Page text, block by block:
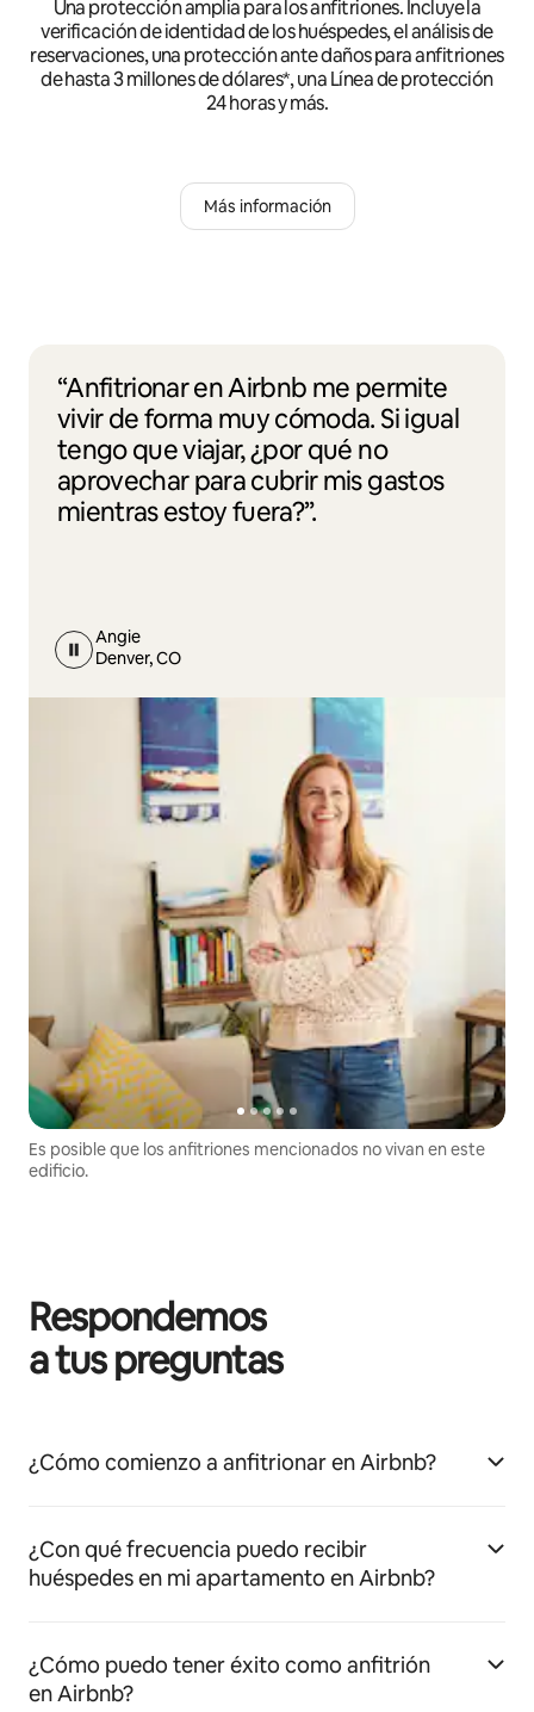
Una protección amplia para los anfitriones. Incluye la
verificación de identidad de los huéspedes, el análisis de
reservaciones, una protección ante daños para anfitriones
de hasta 3 millones de dólares*, una Línea de protección
24 horas y más.
Más información
“Anfitrionar en Airbnb me permite
vivir de forma muy cómoda. Si igual
tengo que viajar, ¿por qué no
aprovechar para cubrir mis gastos
mientras estoy fuera?”.
Angie
Denver, CO
Es posible que los anfitriones mencionados no vivan en este
edificio.
Respondemos
a tus preguntas
¿Cómo comienzo a anfitrionar en Airbnb?
¿Con qué frecuencia puedo recibir
huéspedes en mi apartamento en Airbnb?
¿Cómo puedo tener éxito como anfitrión
en Airbnb?